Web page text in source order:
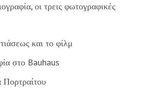
οι τρεις φωτογραφικές
και το φίλμ
στο Bauhaus